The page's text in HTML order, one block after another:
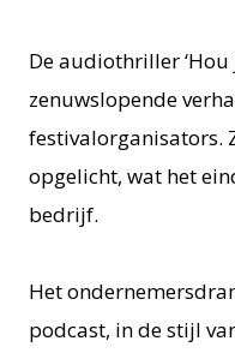
De audiothriller
zenuwslopende
festivalorganisators.
opgelicht, wat het
bedrijf.
Het
podcast, in de stijl